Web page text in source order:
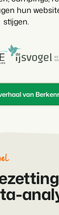
hun
stijgen.
van